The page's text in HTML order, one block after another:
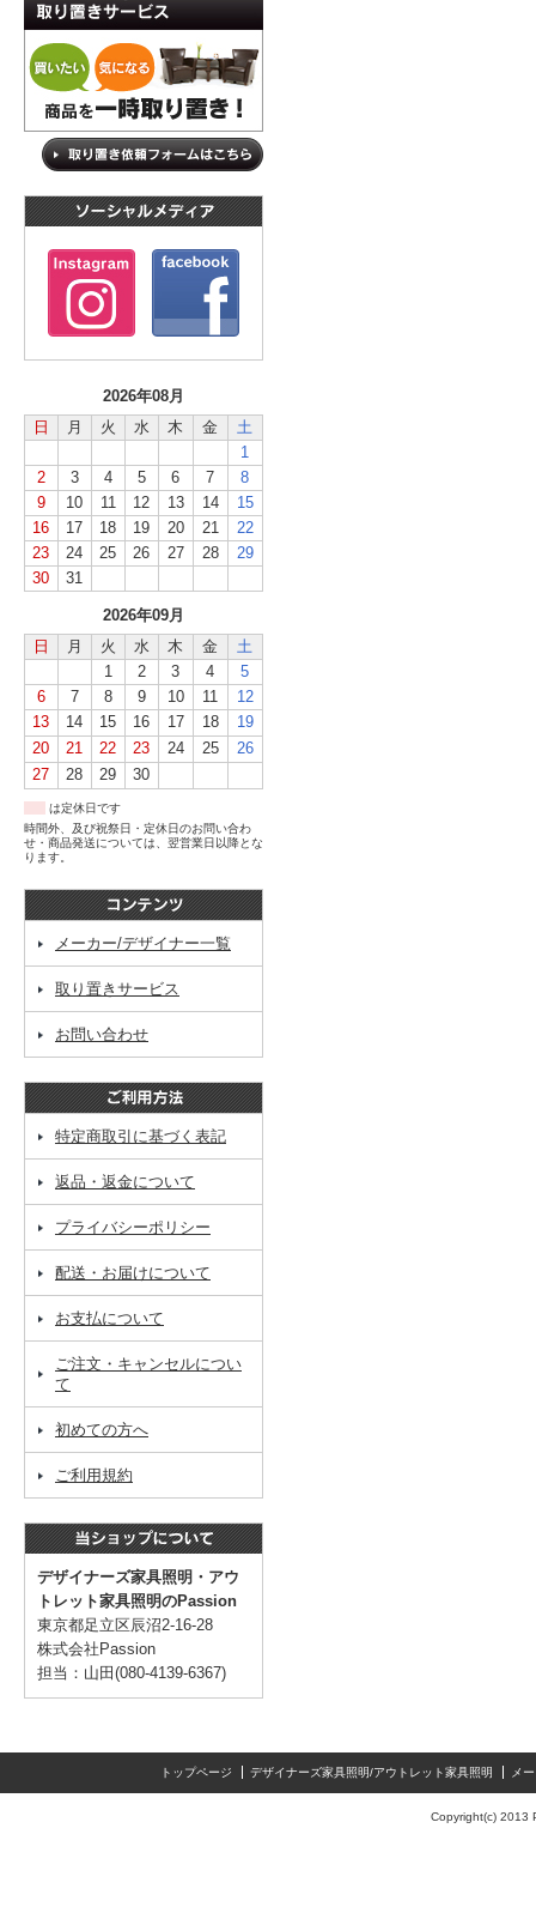
2026年08月
日
月 火 水 木 金
土
1
2
3 4 5 6 7
8
9
10 11 12 13 14
15
16
17 18 19 20 21
22
23
24 25 26 27 28
29
30
31
2026年09月
日
月 火 水 木 金
土
1
2 3 4
5
6
7 8 9 10 11
12
13
14 15 16 17 18
19
20
21 22 23 24 25
26
27
28 29 30
は定休日です
時間外、及び祝祭日・定休日のお問い合わ
せ・商品発送については、翌営業日以降とな
ります。
メーカー/デザイナー一覧
取り置きサービス
お問い合わせ
特定商取引に基づく表記
返品・返金について
プライバシーポリシー
配送・お届けについて
お支払について
ご注文・キャンセルについ
て
初めての方へ
ご利用規約
デザイナーズ家具照明・アウ
トレット家具照明のPassion
東京都足立区辰沼2-16-28
株式会社Passion
担当：山田(080-4139-6367)
トップページ デザイナーズ家具照明/アウトレット家具照明 メ
Copyright(c) 2013